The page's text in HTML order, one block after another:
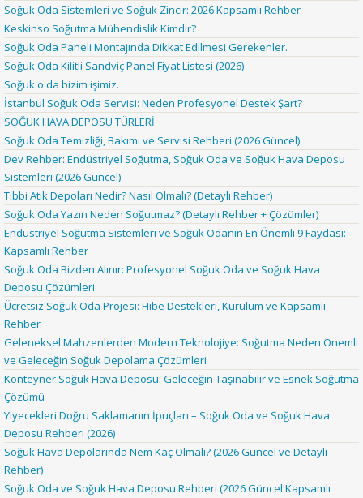
Soğuk Oda Sistemleri ve Soğuk Zincir: 2026 Kapsamlı Rehber
Keskinso Soğutma Mühendislik Kimdir?
Soğuk Oda Paneli Montajında Dikkat Edilmesi Gerekenler.
Soğuk Oda Kilitli Sandviç Panel Fiyat Listesi (2026)
Soğuk o da bizim işimiz.
İstanbul Soğuk Oda Servisi: Neden Profesyonel Destek Şart?
SOĞUK HAVA DEPOSU TÜRLERİ
Soğuk Oda Temizliği, Bakımı ve Servisi Rehberi (2026 Güncel)
Dev Rehber: Endüstriyel Soğutma, Soğuk Oda ve Soğuk Hava Deposu
Sistemleri (2026 Güncel)
Tıbbi Atık Depoları Nedir? Nasıl Olmalı? (Detaylı Rehber)
Soğuk Oda Yazın Neden Soğutmaz? (Detaylı Rehber + Çözümler)
Endüstriyel Soğutma Sistemleri ve Soğuk Odanın En Önemli 9 Faydası:
Kapsamlı Rehber
Soğuk Oda Bizden Alınır: Profesyonel Soğuk Oda ve Soğuk Hava
Deposu Çözümleri
Ücretsiz Soğuk Oda Projesi: Hibe Destekleri, Kurulum ve Kapsamlı
Rehber
Geleneksel Mahzenlerden Modern Teknolojiye: Soğutma Neden Önemli
ve Geleceğin Soğuk Depolama Çözümleri
Konteyner Soğuk Hava Deposu: Geleceğin Taşınabilir ve Esnek Soğutma
Çözümü
Yiyecekleri Doğru Saklamanın İpuçları – Soğuk Oda ve Soğuk Hava
Deposu Rehberi (2026)
Soğuk Hava Depolarında Nem Kaç Olmalı? (2026 Güncel ve Detaylı
Rehber)
Soğuk Oda ve Soğuk Hava Deposu Rehberi (2026 Güncel Kapsamlı